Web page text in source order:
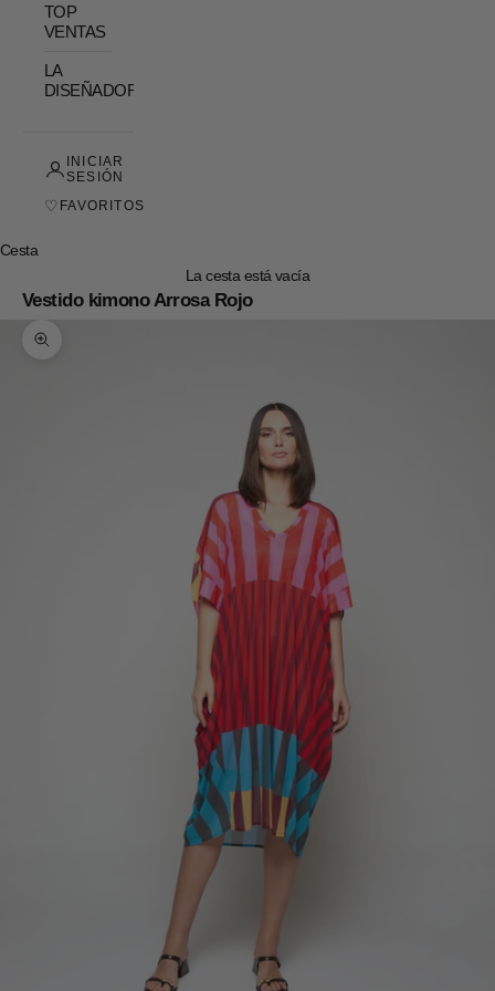
TOP
VENTAS
LA
DISEÑADORA
INICIAR
SESIÓN
♡ FAVORITOS
Cesta
La cesta está vacía
Vestido kimono Arrosa Rojo
Zoom